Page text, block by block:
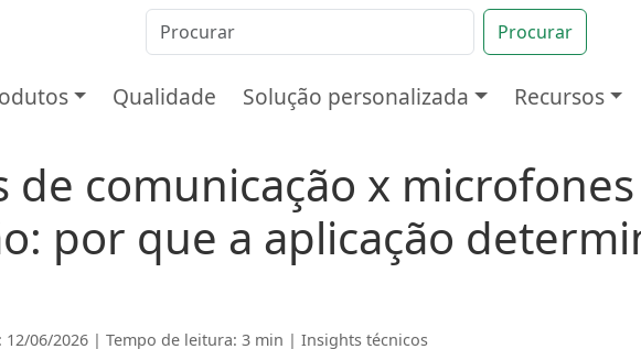
Procurar
Qualidade Solução personalizada Recursos
de comunicação x microfones
por que a aplicação
06/2026 | Tempo de leitura: 3 min | Insights técnicos